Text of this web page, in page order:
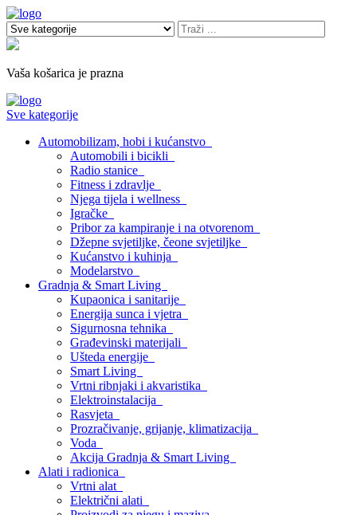
Vaša košarica je prazna
Sve kategorije
Automobilizam, hobi i kućanstvo
Automobili i bicikli
Radio stanice
Fitness i zdravlje
Njega tijela i wellness
Igračke
Pribor za kampiranje i na otvorenom
Džepne svjetiljke, čeone svjetiljke
Kućanstvo i kuhinja
Modelarstvo
Gradnja & Smart Living
Kupaonica i sanitarije
Energija sunca i vjetra
Sigurnosna tehnika
Građevinski materijali
Ušteda energije
Smart Living
Vrtni ribnjaki i akvaristika
Elektroinstalacija
Rasvjeta
Prozračivanje, grijanje, klimatizacija
Voda
Akcija Gradnja & Smart Living
Alati i radionica
Vrtni alat
Električni alati